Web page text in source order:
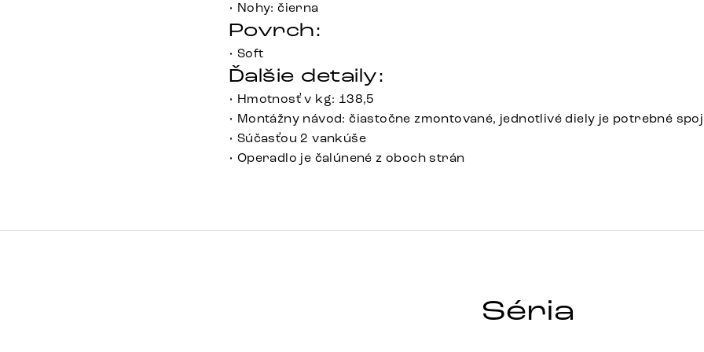
• Nohy: čierna
Povrch:
• Soft
Ďalšie detaily:
• Hmotnosť v kg: 138,5
• Montážny návod: čiastočne zmontované, jednotlivé diely je potrebné
• Súčasťou 2 vankúše
• Operadlo je čalúnené z oboch strán
Séria